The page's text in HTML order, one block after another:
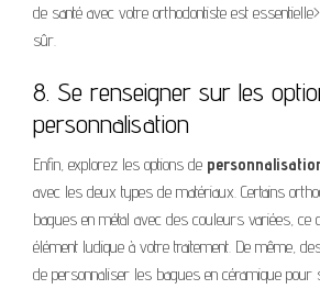
de santé avec votre orthodontiste est
sûr.
8. Se renseigner sur les
personnalisation
Enfin, explorez les options de
avec les deux types de matériaux. Certains
bagues en métal avec des couleurs variées, ce
élément ludique à votre traitement. De même,
de personnaliser les bagues en céramique pour